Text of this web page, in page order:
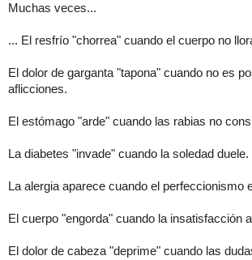
Muchas veces...
... El resfrío "chorrea" cuando el cuerpo no
El dolor de garganta "tapona" cuando no es
aflicciones.
El estómago "arde" cuando las rabias no
La diabetes "invade" cuando la soledad duele.
La alergia aparece cuando el perfeccionismo
El cuerpo "engorda" cuando la insatisfacción
El dolor de cabeza "deprime" cuando las